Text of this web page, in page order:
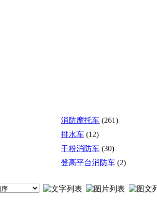
消防摩托车 (261)
排水车 (12)
干粉消防车 (30)
登高平台消防车 (2)